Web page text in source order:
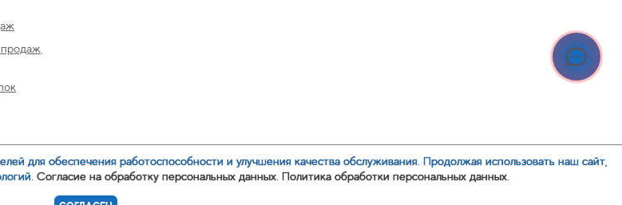
для обеспечения работоспособности и улучшения качества обслуживания. Продолжая использовать наш сайт,
Согласие на обработку персональных данных. Политика обработки персональных данных.